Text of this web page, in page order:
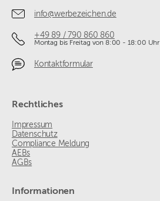
info@werbezeichen.de
+49 89 / 790 860 860
Montag bis Freitag von 8:00 - 18:00 Uhr
Kontaktformular
Rechtliches
Impressum
Datenschutz
Compliance Meldung
AEBs
AGBs
Informationen